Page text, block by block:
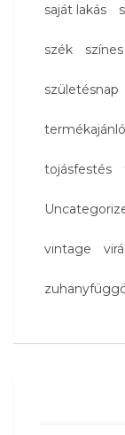
saját lakás
szék színes
születésnap
termékajánló
tojásfestés
vintage